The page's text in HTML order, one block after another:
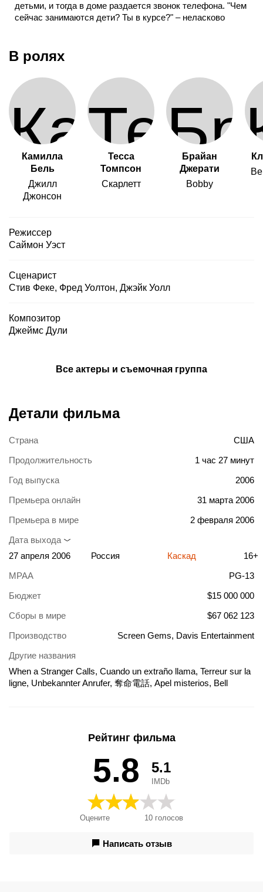
детьми, и тогда в доме раздается звонок телефона. "Чем
сейчас занимаются дети? Ты в курсе?" – неласково
продолжаются. Она понимает, что осталась один на один
с серьезной проблемой. Кто ее терроризирует? Чем это
может кончиться? Она ждет помощи от полиции, но
успеет ли полиция помочь? Ведь тот, кто звонит,
находится в этом же доме.
В ролях
Камилла
Бель
Джилл
Джонсон
Тесса
Томпсон
Скарлетт
Брайан
Джерати
Bobby
Режиссер
Саймон Уэст
Сценарист
Стив Феке, Фред Уолтон, Джэйк Уолл
Композитор
Джеймс Дули
Все актеры и съемочная группа
Детали фильма
Страна
США
Продолжительность
1 час 27 минут
Год выпуска
2006
Премьера онлайн
31 марта 2006
Премьера в мире
2 февраля 2006
Дата выхода
27 апреля 2006
Россия Каскад
16+
MPAA
PG-13
Бюджет
$15 000 000
Сборы в мире
$67 062 123
Производство
Screen Gems, Davis Entertainment
Другие названия
When a Stranger Calls, Cuando un extraño llama, Terreur sur la
ligne, Unbekannter Anrufer, 奪命電話, Apel misterios, Bell
dzwoni nieznajomy, Kravges agonias, Kui võõras helistab, Kun
Quando um Estranho Chama, Rotsa utsnobi rekavs, Stranger
Call, Telefondaki Yabancı, Κραυγές αγωνίας, Когато звънне
незнайомець, ストレンジャー・コール, 夺命电话, 陌生来电
Рейтинг фильма
5.8
Оцените 10 голосов
5.1
IMDb
Написать отзыв